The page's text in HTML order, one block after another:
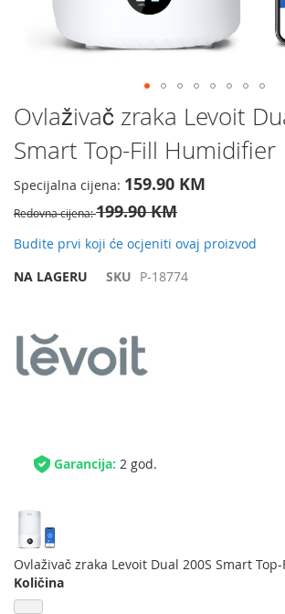
Preskočite
na
početak
galerije
slika
Ovlaživač zraka Levoit
Smart Top-Fill Humidifier
Specijalna cijena 159.90 KM
Redovna cijena 199.90 KM
Budite prvi koji će ocjeniti ovaj proizvod
NA LAGERU
SKU P-18774
Garancija: 2 god.
Ovlaživač zraka Levoit Dual 200S Smart
Količina